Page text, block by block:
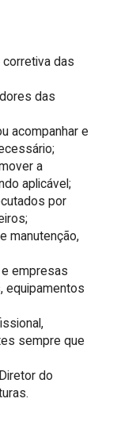
das
das
acompanhar e
a
aplicável;
por
manutenção,
empresas
equipamentos
sempre que
do